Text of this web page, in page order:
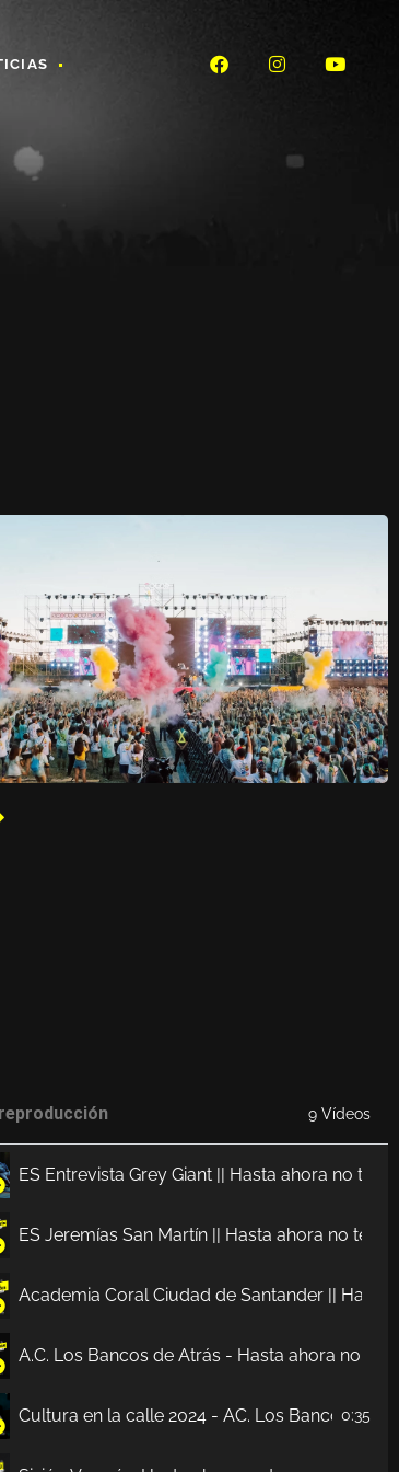
9 Vídeos
ES Entrevista Grey Giant || Hasta ahora no te
ES Jeremías San Martín || Hasta ahora no te
Academia Coral Ciudad de Santander || Hasta
A.C. Los Bancos de Atrás - Hasta ahora no te
Cultura en la calle 2024 - AC. Los Bancos de
0:35